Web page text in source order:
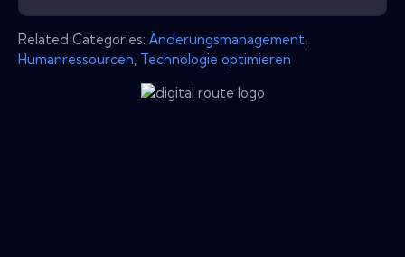
Related Categories: Änderungsmanagement
Humanressourcen Technologie optimieren